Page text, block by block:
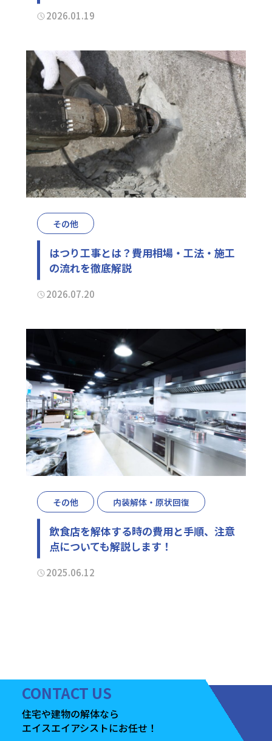
2026.01.19
その他
はつり工事とは？費用相場・工法・施工
の流れを徹底解説
2026.07.20
その他 内装解体・原状回復
飲食店を解体する時の費用と手順、注意
点についても解説します！
2025.06.12
CONTACT US
住宅や建物の解体なら
エイスエイアシストにお任せ！